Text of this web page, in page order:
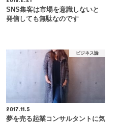
SNS集客は市場を意識しないと
発信しても無駄なのです
ビジネス論
2017.11.5
夢を売る起業コンサルタントに気